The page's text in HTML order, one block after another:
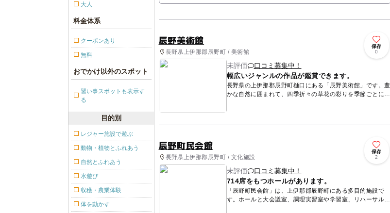
辰野美術館
長野県上伊那郡辰野町 / 美術館
保存
0
未評価
口コミ募集中！
幅広いジャンルの作品が鑑賞できます。
長野県の上伊那郡辰野町樋口にある「辰野美術館」です。豊
かな自然に囲まれて、四季折々の草花の彩りを季節ごとに楽
野町ゆかりの...
辰野町民会館
長野県上伊那郡辰野町 / 文化施設
保存
2
未評価
口コミ募集中！
714席をもつホールがあります。
「辰野町民会館」は、上伊那郡辰野町にある多目的施設で
す。ホールと大会議室、調理実習室や学習室、リハーサル室
大人
料金体系
クーポンあり
無料
おでかけ以外のスポット
習い事スポットも表示す
る
目的別
レジャー施設で遊ぶ
動物・植物とふれあう
自然とふれあう
水遊び
収穫・農業体験
体を動かす